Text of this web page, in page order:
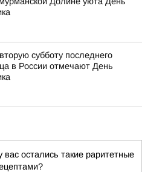
субботу последнего
в России отмечают День
вас остались такие раритетные